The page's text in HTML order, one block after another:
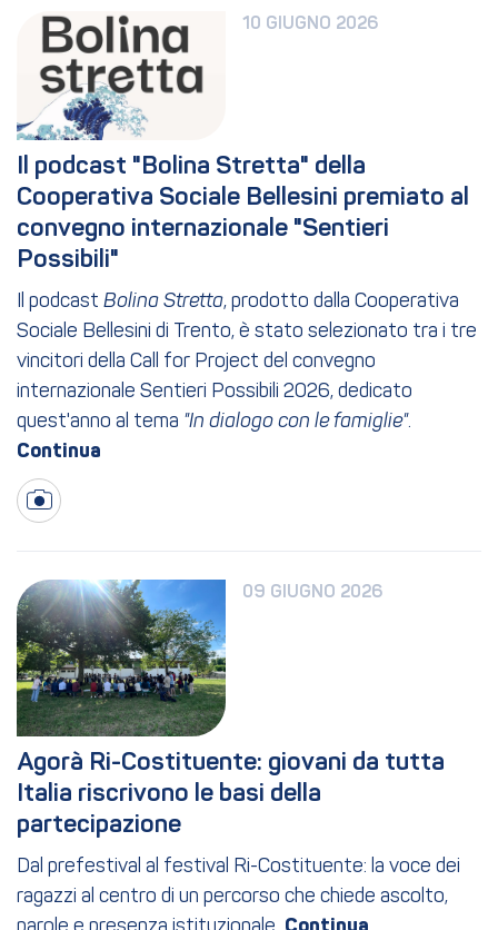
10 GIUGNO 2026
Il podcast "Bolina Stretta" della
Cooperativa Sociale Bellesini premiato al
convegno internazionale "Sentieri
Possibili"
Il podcast Bolina Stretta, prodotto dalla Cooperativa
Sociale Bellesini di Trento, è stato selezionato tra i tre
vincitori della Call for Project del convegno
internazionale Sentieri Possibili 2026, dedicato
quest'anno al tema "In dialogo con le famiglie".
09 GIUGNO 2026
Agorà Ri-Costituente: giovani da tutta
Italia riscrivono le basi della
partecipazione
Dal prefestival al festival Ri-Costituente: la voce dei
ragazzi al centro di un percorso che chiede ascolto,